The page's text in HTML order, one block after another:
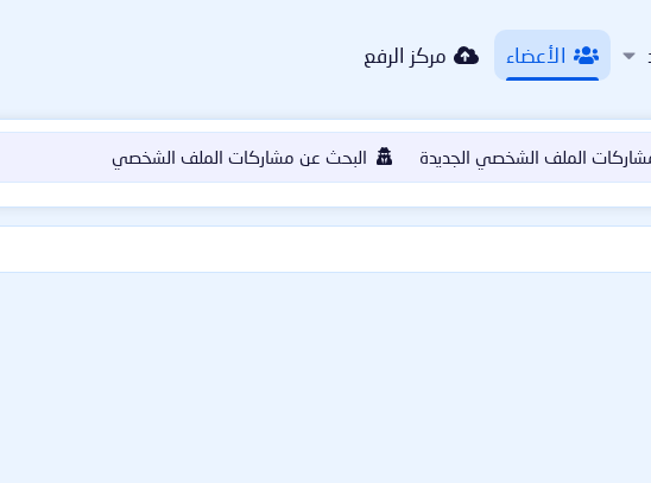
الأعضاء مركز الرفع
الملف الشخصي الجديدة البحث عن مشاركات الملف الشخصي